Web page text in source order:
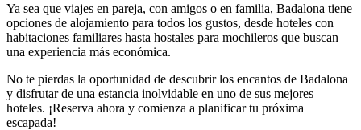
Ya sea que viajes en pareja, con amigos o en familia, Badalona tiene
opciones de alojamiento para todos los gustos, desde hoteles con
habitaciones familiares hasta hostales para mochileros que buscan
una experiencia más económica.
No te pierdas la oportunidad de descubrir los encantos de Badalona
y disfrutar de una estancia inolvidable en uno de sus mejores
hoteles. ¡Reserva ahora y comienza a planificar tu próxima
escapada!